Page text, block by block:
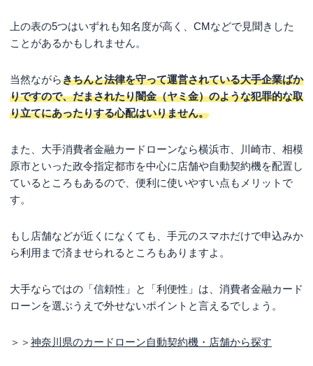
上の表の5つはいずれも知名度が高く、CMなどで見聞きした
ことがあるかもしれません。
当然ながらきちんと法律を守って運営されている大手企業ばか
りですので、だまされたり闇金（ヤミ金）のような犯罪的な取
り立てにあったりする心配はいりません。
また、大手消費者金融カードローンなら横浜市、川崎市、相模
原市といった政令指定都市を中心に店舗や自動契約機を配置し
ているところもあるので、便利に使いやすい点もメリットで
す。
もし店舗などが近くになくても、手元のスマホだけで申込みか
ら利用まで済ませられるところもありますよ。
大手ならではの「信頼性」と「利便性」は、消費者金融カード
ローンを選ぶうえで外せないポイントと言えるでしょう。
＞＞ 神奈川県のカードローン自動契約機・店舗から探す